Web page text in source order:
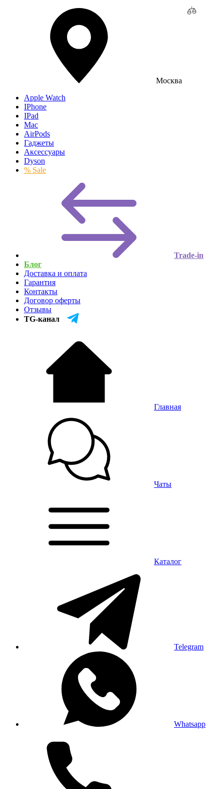
Москва
Apple Watch
IPhone
IPad
Mac
AirPods
Гаджеты
Аксессуары
Dyson
% Sale
Trade-in
Блог
Доставка и оплата
Гарантия
Контакты
Договор оферты
Отзывы
TG-канал
Главная
Чаты
Каталог
Telegram
Whatsapp